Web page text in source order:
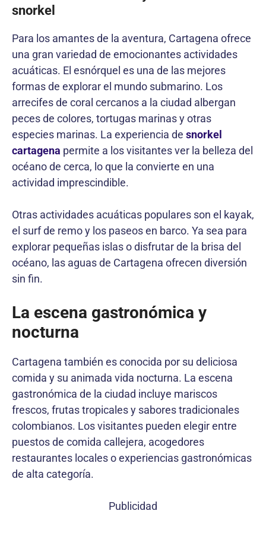
snorkel
Para los amantes de la aventura, Cartagena ofrece
una gran variedad de emocionantes actividades
acuáticas. El esnórquel es una de las mejores
formas de explorar el mundo submarino. Los
arrecifes de coral cercanos a la ciudad albergan
peces de colores, tortugas marinas y otras
especies marinas. La experiencia de snorkel
cartagena permite a los visitantes ver la belleza del
océano de cerca, lo que la convierte en una
actividad imprescindible.
Otras actividades acuáticas populares son el kayak,
el surf de remo y los paseos en barco. Ya sea para
explorar pequeñas islas o disfrutar de la brisa del
océano, las aguas de Cartagena ofrecen diversión
sin fin.
La escena gastronómica y
nocturna
Cartagena también es conocida por su deliciosa
comida y su animada vida nocturna. La escena
gastronómica de la ciudad incluye mariscos
frescos, frutas tropicales y sabores tradicionales
colombianos. Los visitantes pueden elegir entre
puestos de comida callejera, acogedores
restaurantes locales o experiencias gastronómicas
de alta categoría.
Publicidad